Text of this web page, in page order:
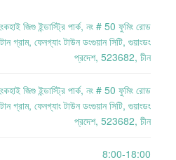
হংকহাই জিগু ইন্ডাস্ট্রি পার্ক, নং # 50 ফুমিং রোড
গ্রাম, ফেনগ্যাং টাউন ডংগুয়ান সিটি, গুয়াংডং
প্রদেশ, 523682, চীন
হংকহাই জিগু ইন্ডাস্ট্রি পার্ক, নং # 50 ফুমিং রোড
গ্রাম, ফেনগ্যাং টাউন ডংগুয়ান সিটি, গুয়াংডং
প্রদেশ, 523682, চীন
8:00-18:00